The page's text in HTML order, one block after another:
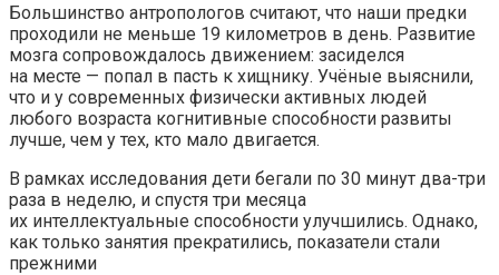
Большинство антропологов считают, что наши предки
проходили не меньше 19 километров в день. Развитие
мозга сопровождалось движением: засиделся
на месте — попал в пасть к хищнику. Учёные выяснили,
что и у современных физически активных людей
любого возраста когнитивные способности развиты
лучше, чем у тех, кто мало двигается.
В рамках исследования дети бегали по 30 минут два-три
раза в неделю, и спустя три месяца
их интеллектуальные способности улучшились. Однако,
как только занятия прекратились, показатели стали
прежними